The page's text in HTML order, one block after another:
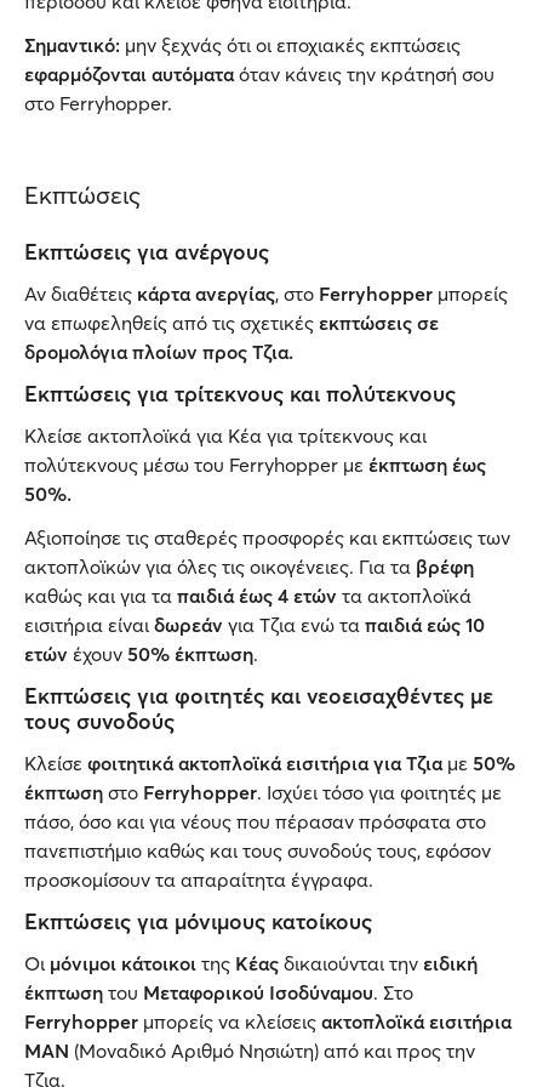
Σημαντικό: μην ξεχνάς ότι οι εποχιακές εκπτώσεις
εφαρμόζονται αυτόματαόταν κάνεις την κράτησή σου
στο Ferryhopper.
Εκπτώσεις
Εκπτώσεις για ανέργους
Αν διαθέτεις κάρτα ανεργίας, στο Ferryhopper μπορείς
να επωφεληθείς από τις σχετικές εκπτώσεις σε
δρομολόγια πλοίων προς Τζια.
Εκπτώσεις για τρίτεκνους και πολύτεκνους
Κλείσε ακτοπλοϊκά για Κέα για τρίτεκνους και
πολύτεκνους μέσω του Ferryhopper με έκπτωση έως
50%.
Αξιοποίησε τις σταθερές προσφορές και εκπτώσεις των
ακτοπλοϊκών για όλες τις οικογένειες. Για τα βρέφη
καθώς και για τα παιδιά έως 4 ετών τα ακτοπλοϊκά
εισιτήρια είναι δωρεάν για Τζια ενώ τα παιδιά εώς 10
ετών έχουν 50% έκπτωση.
Εκπτώσεις για φοιτητές και νεοεισαχθέντες με
τους συνοδούς
Κλείσε φοιτητικά ακτοπλοϊκά εισιτήρια για Τζιαμε 50%
έκπτωση στο Ferryhopper. Ισχύει τόσο για φοιτητές με
πάσο, όσο και για νέους που πέρασαν πρόσφατα στο
πανεπιστήμιο καθώς και τους συνοδούς τους, εφόσον
προσκομίσουν τα απαραίτητα έγγραφα.
Εκπτώσεις για μόνιμους κατοίκους
Οι μόνιμοι κάτοικοι της Κέας δικαιούνται την ειδική
έκπτωση του Μεταφορικού Ισοδύναμου. Στο
Ferryhopper μπορείς να κλείσεις ακτοπλοϊκά εισιτήρια
ΜΑΝ (Μοναδικό Αριθμό Νησιώτη) από και προς την
Τζια.